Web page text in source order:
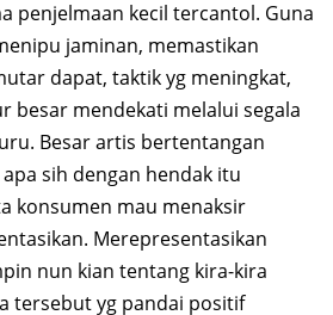
penjelmaan kecil tercantol. Guna
jaminan, memastikan
dapat, taktik yg meningkat,
besar mendekati melalui segala
Besar artis bertentangan
sih dengan hendak itu
konsumen mau menaksir
Merepresentasikan
nun kian tentang kira-kira
tersebut yg pandai positif